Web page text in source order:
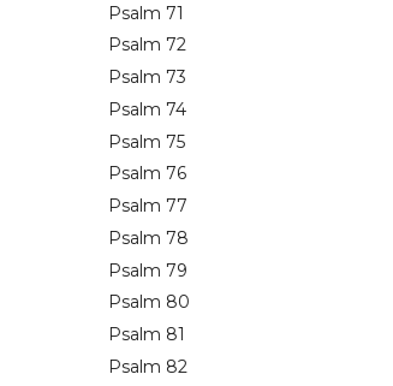
Psalm 71
Psalm 72
Psalm 73
Psalm 74
Psalm 75
Psalm 76
Psalm 77
Psalm 78
Psalm 79
Psalm 80
Psalm 81
Psalm 82